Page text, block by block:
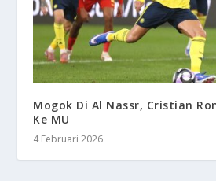
Mogok Di Al Nassr, Cristian
Ke MU
4 Februari 2026